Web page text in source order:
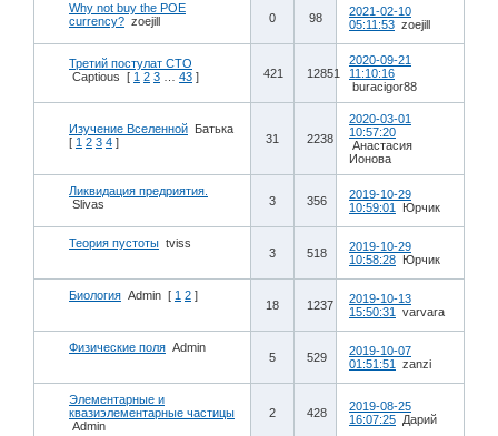
Why not buy the POE
currency? zoejill 0 98
2021-02-10
05:11:53 zoejill
Третий постулат СТО
Captious [ 1 2 3 43 ] 421 12851
2020-09-21
11:10:16
buracigor88
Изучение Вселенной Батька
[ 1 2 3 4 ] 31 2238
2020-03-01
10:57:20
Анастасия
Ионова
Ликвидация предриятия.
Slivas
3 356
2019-10-29
10:59:01
Юрчик
Теория пустоты tviss
3 518
2019-10-29
10:58:28 Юрчик
Биология Admin [ 1 2 ]
18 1237
2019-10-13
15:50:31
varvara
Физические поля Admin
5 529
2019-10-07
01:51:51
zanzi
Элементарные и
квазиэлементарные частицы
Admin
2 428
2019-08-25
16:07:25 Дарий